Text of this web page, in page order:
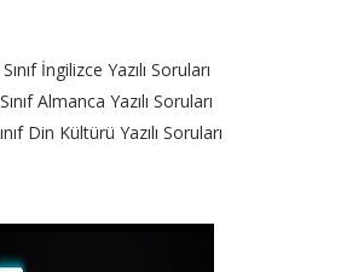
İngilizce Yazılı Soruları
Almanca Yazılı Soruları
Din Kültürü Yazılı Soruları